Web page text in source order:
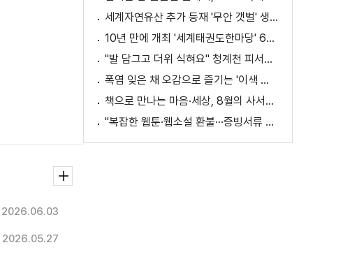
2026.06.03
2026.05.27
세계자연유산 추가 등재 '무안 갯벌' 생태 체험
10년 만에 개최 '세계태권도한마당' 61개국 참가
"발 담그고 더위 식혀요" 청계천 피서지로 인기
폭염 잊은 채 오감으로 즐기는 '이색 독서' 인기
책으로 만나는 마음·세상, 8월의 사서추천도서
"복잡한 웹툰·웹소설 환불···증빙서류 요구까지"